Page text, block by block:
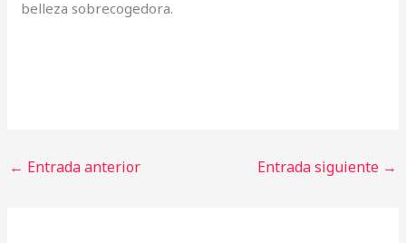
belleza sobrecogedora.
← Entrada anterior Entrada siguiente →